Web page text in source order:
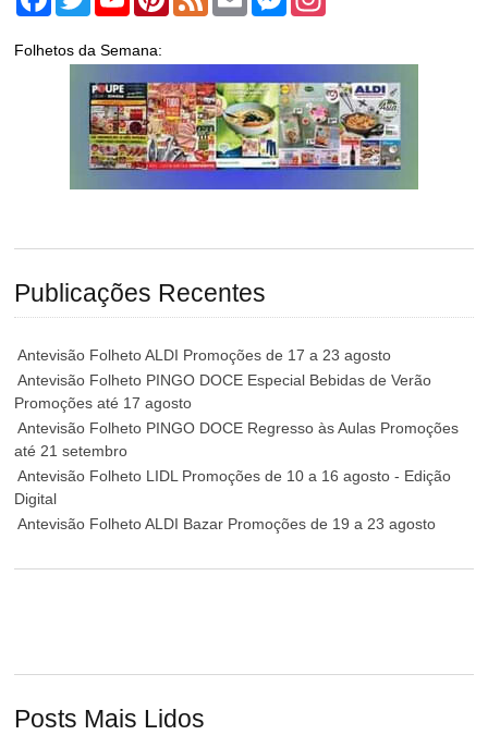
Folhetos da Semana:
Publicações Recentes
Antevisão Folheto ALDI Promoções de 17 a 23 agosto
Antevisão Folheto PINGO DOCE Especial Bebidas de Verão
Promoções até 17 agosto
Antevisão Folheto PINGO DOCE Regresso às Aulas Promoções
até 21 setembro
Antevisão Folheto LIDL Promoções de 10 a 16 agosto - Edição
Digital
Antevisão Folheto ALDI Bazar Promoções de 19 a 23 agosto
Posts Mais Lidos